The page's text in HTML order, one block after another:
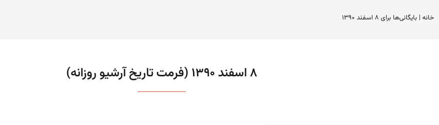
خانه| بایگانی‌ها برای ۸ اسفند ۱۳۹۰
۸ اسفند ۱۳۹۰ (فرمت تاریخ آرشیو روزانه)